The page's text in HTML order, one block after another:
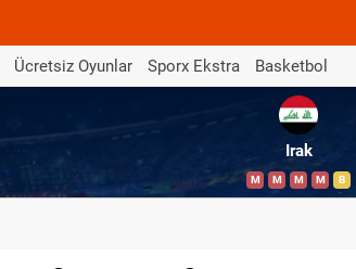
Ücretsiz Oyunlar Sporx Ekstra Basketbol
Irak
M M M M B